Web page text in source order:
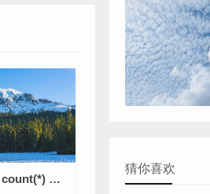
执行count(1)、count(*) 与 count(列名) 到底有什么区别？
猜你喜欢